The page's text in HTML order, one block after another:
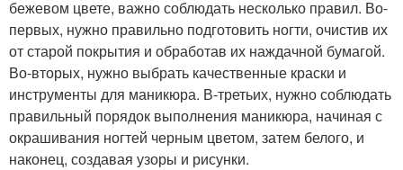
бежевом цвете, важно соблюдать несколько правил. Во-
первых, нужно правильно подготовить ногти, очистив их
от старой покрытия и обработав их наждачной бумагой.
Во-вторых, нужно выбрать качественные краски и
инструменты для маникюра. В-третьих, нужно соблюдать
правильный порядок выполнения маникюра, начиная с
окрашивания ногтей черным цветом, затем белого, и
наконец, создавая узоры и рисунки.